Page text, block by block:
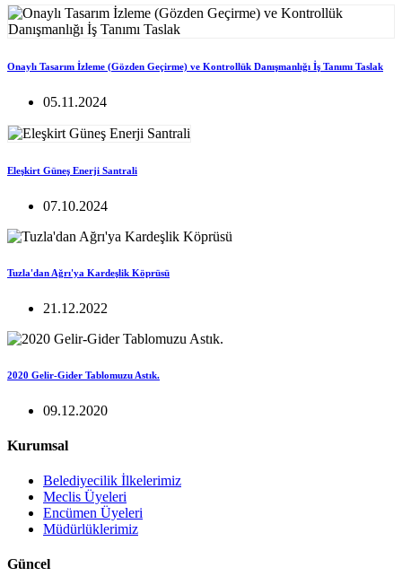
Onaylı Tasarım İzleme (Gözden Geçirme) ve Kontrollük Danışmanlığı İş Tanımı Taslak
05.11.2024
Eleşkirt Güneş Enerji Santrali
07.10.2024
Tuzla'dan Ağrı'ya Kardeşlik Köprüsü
21.12.2022
2020 Gelir-Gider Tablomuzu Astık.
09.12.2020
Kurumsal
Belediyecilik İlkelerimiz
Meclis Üyeleri
Encümen Üyeleri
Müdürlüklerimiz
Güncel